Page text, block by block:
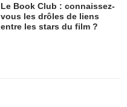
Le Book Club : connaissez-
vous les drôles de liens
entre les stars du film ?